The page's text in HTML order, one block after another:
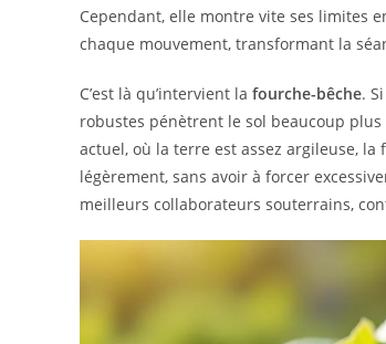
Cependant, elle montre vite ses limites
chaque mouvement, transformant la
C’est là qu’intervient la fourche-bêche.
robustes pénètrent le sol beaucoup
actuel, où la terre est assez argileuse, la
légèrement, sans avoir à forcer
meilleurs collaborateurs souterrains,